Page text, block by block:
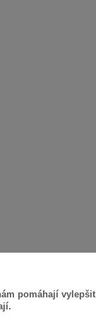
pomáhají vylepšit